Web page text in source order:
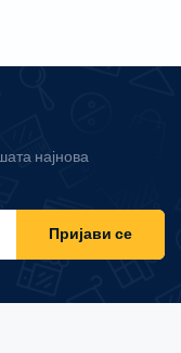
најнова
Пријави се